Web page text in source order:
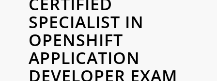
SPECIALIST IN
OPENSHIFT
APPLICATION
DEVELOPER EXAM